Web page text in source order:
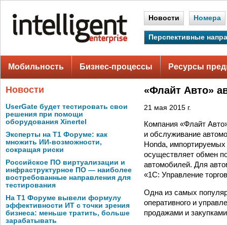
Новости Номера
Перспективные
Мобильность Бизнес-процессы Ресурсы
Новости
UserGate будет тестировать свои
решения при помощи
оборудования Xinertel
Эксперты на Т1 Форуме: как
множить ИИ-возможности,
сокращая риски
Российское ПО виртуализации и
инфраструктурное ПО — наиболее
востребованные направления для
тестирования
На Т1 Форуме вывели формулу
эффективности ИТ с точки зрения
бизнеса: меньше тратить, больше
зарабатывать
«Флайт Авто»
21 мая 2015 г.
Компания «Флайт
и обслуживание
Honda, импортируемых
осуществляет обмен
автомобилей. Для
«1С: Управление
Одна из самых
оперативного и
продажами и